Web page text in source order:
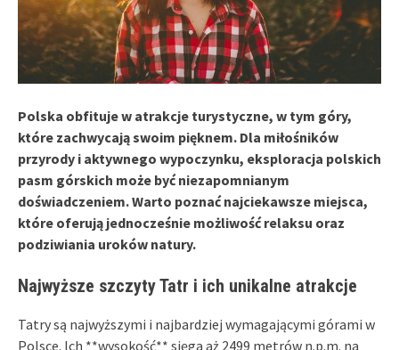
Polska obfituje w atrakcje turystyczne, w tym góry,
które zachwycają swoim pięknem. Dla miłośników
przyrody i aktywnego wypoczynku, eksploracja polskich
pasm górskich może być niezapomnianym
doświadczeniem. Warto poznać najciekawsze miejsca,
które oferują jednocześnie możliwość relaksu oraz
podziwiania uroków natury.
Najwyższe szczyty Tatr i ich unikalne atrakcje
Tatry są najwyższymi i najbardziej wymagającymi górami w
Polsce. Ich **wysokość** sięga aż 2499 metrów n.p.m. na